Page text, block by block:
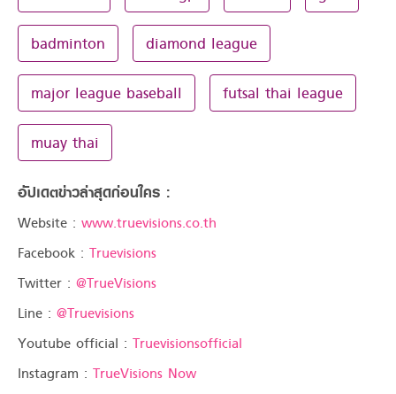
badminton diamond league
major league baseball futsal thai league
muay thai
อัปเดตข่าวล่าสุดก่อนใคร :
Website : www.truevisions.co.th
Facebook : Truevisions
Twitter : @TrueVisions
Line : @Truevisions
Youtube official : Truevisionsofficial
Instagram : TrueVisions Now